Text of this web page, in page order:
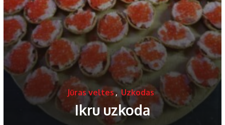
Jūras veltes, Uzkodas
Ikru uzkoda